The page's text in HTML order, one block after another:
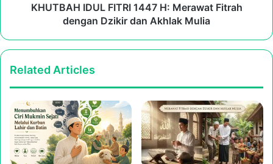
KHUTBAH IDUL FITRI 1447 H: Merawat Fitrah
dengan Dzikir dan Akhlak Mulia
Related Articles